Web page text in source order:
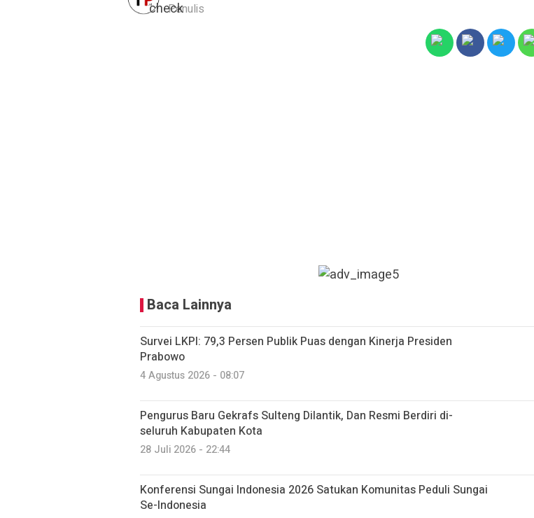
Penulis
Baca Lainnya
Survei LKPI: 79,3 Persen Publik Puas dengan Kinerja Presiden
Prabowo
4 Agustus 2026 - 08:07
Pengurus Baru Gekrafs Sulteng Dilantik, Dan Resmi Berdiri di-
seluruh Kabupaten Kota
28 Juli 2026 - 22:44
Konferensi Sungai Indonesia 2026 Satukan Komunitas Peduli Sungai
Se-Indonesia